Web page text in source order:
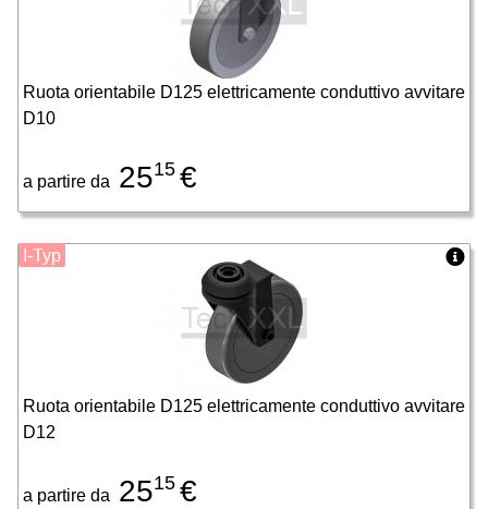
Ruota orientabile D125 elettricamente conduttivo avvitare
D10
a partire da 2515 €
Ruota orientabile D125 elettricamente conduttivo avvitare
D12
a partire da 2515 €
I-Typ